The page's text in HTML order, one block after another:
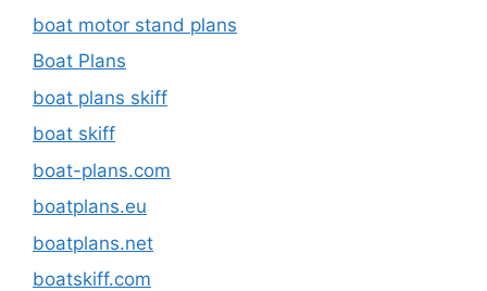
boat motor stand plans
Boat Plans
boat plans skiff
boat skiff
boat-plans.com
boatplans.eu
boatplans.net
boatskiff.com